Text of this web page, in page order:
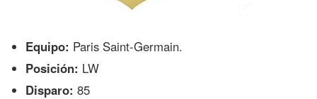
Equipo: Paris Saint-Germain.
Posición: LW
Disparo: 85